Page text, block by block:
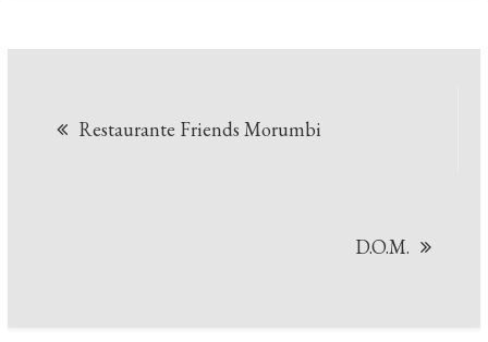
Restaurante Friends Morumbi
D.O.M.